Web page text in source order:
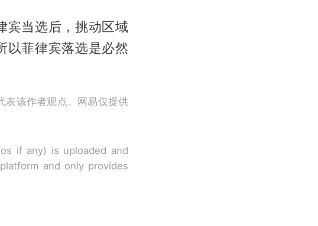
宾当选后，挑动区域
以菲律宾落选是必然
表该作者观点。网易仅提供
if any) is uploaded and
and only provides